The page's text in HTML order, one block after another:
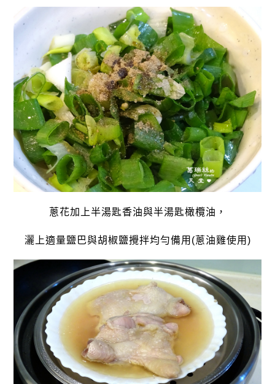
蔥花加上半湯匙香油與半湯匙橄欖油，
灑上適量鹽巴與胡椒鹽攪拌均勻備用(蔥油雞使用)